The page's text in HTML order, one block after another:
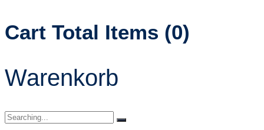
Cart Total Items (0)
Warenkorb